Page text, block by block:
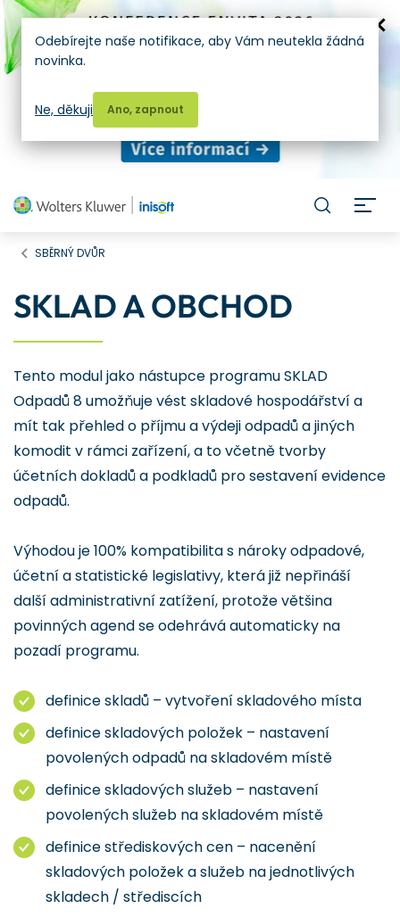
SBĚRNÝ DVŮR
SKLAD A OBCHOD
Tento modul jako nástupce programu SKLAD
Odpadů 8 umožňuje vést skladové hospodářství a
mít tak přehled o příjmu a výdeji odpadů a jiných
komodit v rámci zařízení, a to včetně tvorby
účetních dokladů a podkladů pro sestavení evidence
odpadů.
Výhodou je 100% kompatibilita s nároky odpadové,
účetní a statistické legislativy, která již nepřináší
další administrativní zatížení, protože většina
povinných agend se odehrává automaticky na
pozadí programu.
definice skladů – vytvoření skladového místa
definice skladových položek – nastavení
povolených odpadů na skladovém místě
definice skladových služeb – nastavení
povolených služeb na skladovém místě
definice střediskových cen – nacenění
skladových položek a služeb na jednotlivých
skladech / střediscích
Odebírejte naše notifikace, aby Vám neutekla žádná
novinka.
Ano, zapnout
Ne, děkuji